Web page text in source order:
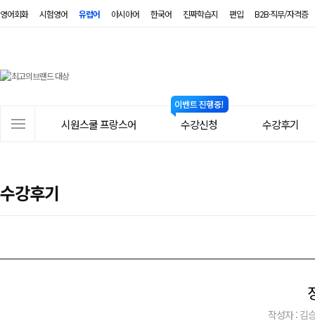
영어회화 시험영어 유럽어 아시아어 한국어 진짜학습지 편입 B2B·직무/자격증
뉴
시원스쿨 프랑스어 수강신청 수강후기
수강후기
작성자 : 김